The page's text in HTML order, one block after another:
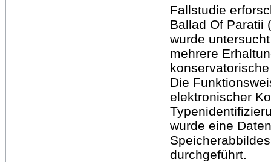
Fallstudie
Ballad Of Paratii
wurde
mehrere
Die
elektronischer
wurde eine
durchgeführt.